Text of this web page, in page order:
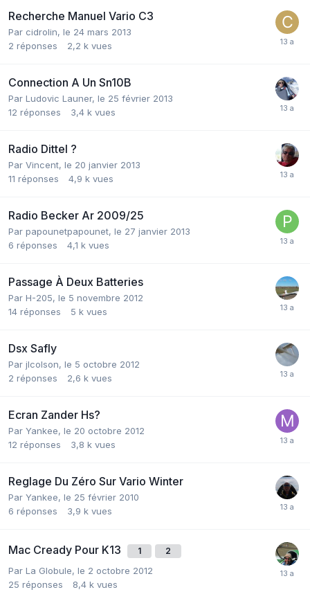
Recherche Manuel Vario C3
Par cidrolin, le 24 mars 2013
2 réponses 2,2 k vues
Connection A Un Sn10B
Par Ludovic Launer, le 25 février 2013
12 réponses 3,4 k vues
Radio Dittel ?
Par Vincent, le 20 janvier 2013
11 réponses 4,9 k vues
Radio Becker Ar 2009/25
Par papounetpapounet, le 27 janvier 2013
6 réponses 4,1 k vues
Passage À Deux Batteries
Par H-205, le 5 novembre 2012
14 réponses 5 k vues
Dsx Safly
Par jlcolson, le 5 octobre 2012
2 réponses 2,6 k vues
Ecran Zander Hs?
Par Yankee, le 20 octobre 2012
12 réponses 3,8 k vues
Reglage Du Zéro Sur Vario Winter
Par Yankee, le 25 février 2010
6 réponses 3,9 k vues
Mac Cready Pour K13 1 2
Par La Globule, le 2 octobre 2012
25 réponses 8,4 k vues